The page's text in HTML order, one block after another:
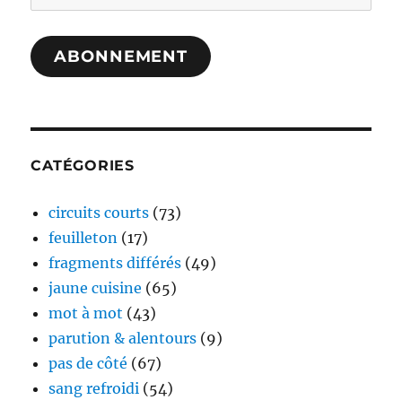
e-
mail
ABONNEMENT
CATÉGORIES
circuits courts (73)
feuilleton (17)
fragments différés (49)
jaune cuisine (65)
mot à mot (43)
parution & alentours (9)
pas de côté (67)
sang refroidi (54)